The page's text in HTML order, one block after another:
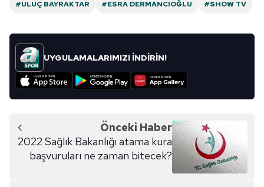
#ULUÇ BAYRAKTAR #ESRA DERMANCIOĞLU #SHOW TV
UYGULAMALARIMIZI İNDİRİN!
Önceki Haber
2022 Sağlık Bakanlığı atama kura
başvuruları ne zaman bitecek?